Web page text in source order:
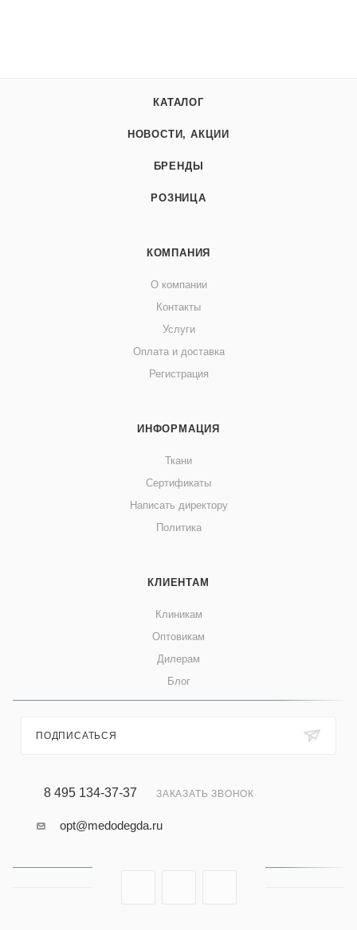
КАТАЛОГ
НОВОСТИ, АКЦИИ
БРЕНДЫ
РОЗНИЦА
КОМПАНИЯ
О компании
Контакты
Услуги
Оплата и доставка
Регистрация
ИНФОРМАЦИЯ
Ткани
Сертификаты
Написать директору
Политика
КЛИЕНТАМ
Клиникам
Оптовикам
Дилерам
Блог
ПОДПИСАТЬСЯ
8 495 134-37-37 ЗАКАЗАТЬ ЗВОНОК
opt@medodegda.ru